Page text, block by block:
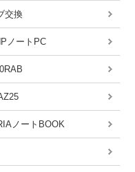
交換
ノートPC
ノートBOOK